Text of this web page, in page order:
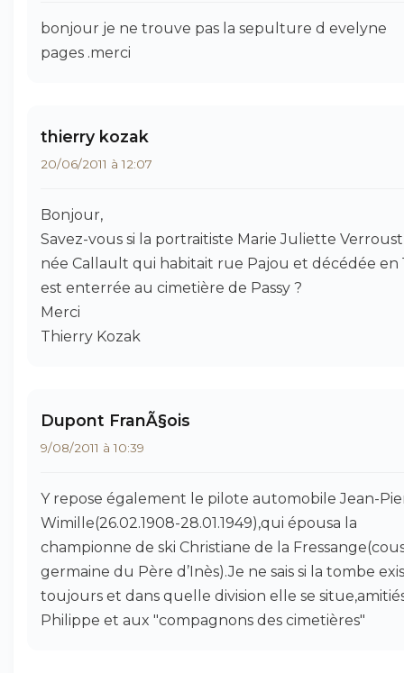
bonjour je ne trouve pas la sepulture d evelyne
pages .merci
thierry kozak
20/06/2011 à 12:07
Bonjour,
Savez-vous si la portraitiste Marie Juliette Verroust
née Callault qui habitait rue Pajou et décédée en
est enterrée au cimetière de Passy ?
Merci
Thierry Kozak
Dupont FranÃ§ois
9/08/2011 à 10:39
Y repose également le pilote automobile Jean-
Wimille(26.02.1908-28.01.1949),qui épousa la
championne de ski Christiane de la
germaine du Père d’Inès).Je ne sais si la tombe
toujours et dans quelle division elle se
Philippe et aux "compagnons des cimetières"